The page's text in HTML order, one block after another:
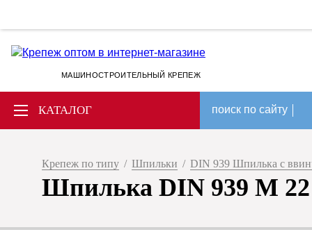
МАШИНОСТРОИТЕЛЬНЫЙ КРЕПЕЖ
КАТАЛОГ поиск по сайту
Крепеж по типу / Шпильки / DIN 939 Шпилька с
Шпилька DIN 939 M